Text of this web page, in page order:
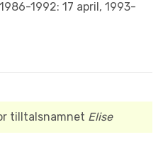
1992: 17 april, 1993-
tilltalsnamnet Elise